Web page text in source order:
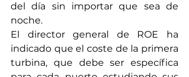
del día sin importar que sea de
noche.
El director general de ROE ha
indicado que el coste de la primera
turbina, que debe ser específica